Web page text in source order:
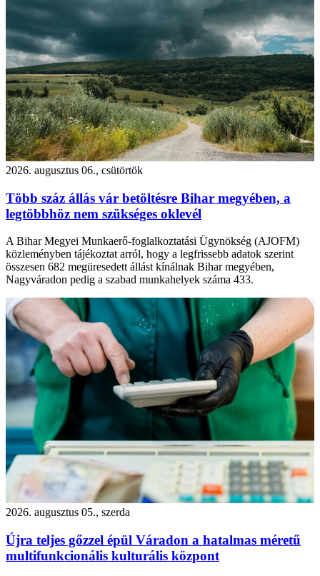
2026. augusztus 06., csütörtök
Több száz állás vár betöltésre Bihar megyében, a
legtöbbhöz nem szükséges oklevél
A Bihar Megyei Munkaerő-foglalkoztatási Ügynökség (AJOFM)
közleményben tájékoztat arról, hogy a legfrissebb adatok szerint
összesen 682 megüresedett állást kínálnak Bihar megyében,
Nagyváradon pedig a szabad munkahelyek száma 433.
2026. augusztus 05., szerda
Újra teljes gőzzel épül Váradon a hatalmas méretű
multifunkcionális kulturális központ